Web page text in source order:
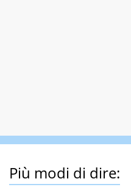
Più modi di dire: